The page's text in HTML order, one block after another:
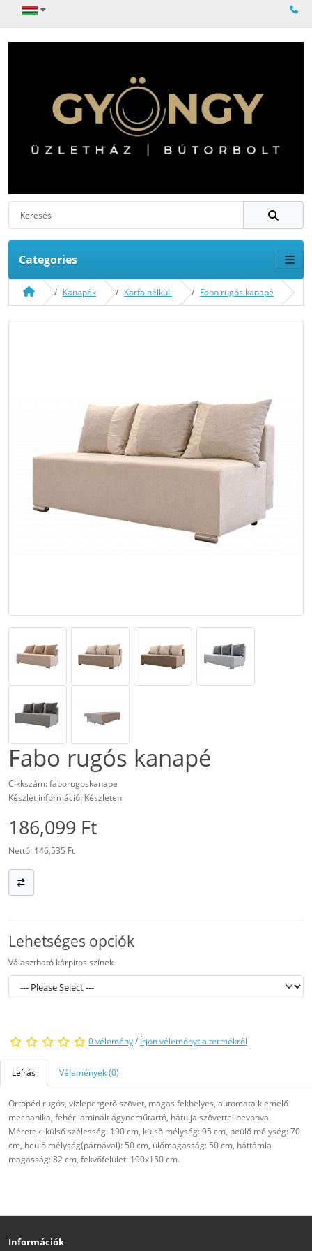
Categories
Kanapék Karfa nélküli Fabo rugós kanapé
Fabo rugós kanapé
Cikkszám: faborugoskanape
Készlet információ: Készleten
186,099 Ft
Nettó: 146,535 Ft
Lehetséges opciók
Választható kárpitos színek
0 vélemény/ Írjon véleményt a termékről
Leírás Vélemények (0)
Ortopéd rugós, vízlepergető szövet, magas fekhelyes, automata kiemelő
mechanika, fehér laminált ágyneműtartó, hátulja szövettel bevonva.
Méretek: külső szélesség: 190 cm, külső mélység: 95 cm, beülő mélység: 70
cm, beülő mélység(párnával): 50 cm, ülőmagasság: 50 cm, háttámla
magasság: 82 cm, fekvőfelület: 190x150 cm.
Információk